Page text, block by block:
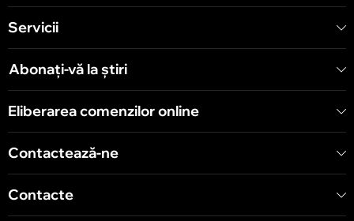
Chișinău
Servicii
Abonați-vă la știri
Eliberarea comenzilor online
Contactează-ne
Contacte